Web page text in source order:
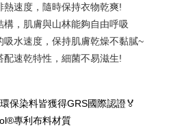
Bank
Bank Komersial Taipei
Fubon
Mega International
Bank
Hwatai Bank
Bank Komersial Pertama
Chang Hwa Commercial Bank
Bank Komersial Taipei Fubon
Taichung Commercial Bank
Hwatai Bank
0, NT$144setiap ansuran
21 Bank
Chang Hwa Commercial
Bank
Mega International
0,NT$72setiap
20 Bank
Bank Komersial Taipei Fubon
速度，隨時保持衣物乾爽!
，肌膚與山林能夠自由呼吸
吸水速度，保持肌膚乾燥不黏膩~
速乾特性，細菌不易滋生!
保染料皆獲得GRS國際認證🏅
專利布料材質